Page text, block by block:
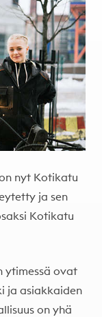
nyt Kotikatu
ja sen
Kotikatu
ytimessä ovat
ja asiakkaiden
on yhä